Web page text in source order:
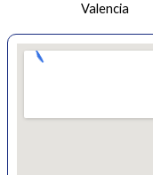
Valencia